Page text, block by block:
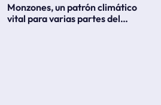
Monzones, un patrón climático
vital para varias partes del